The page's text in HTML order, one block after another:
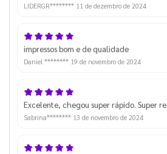
LIDERGR******** 11 de dezembro de 2024
impressos bom e de qualidade
Daniel ******** 19 de novembro de 2024
Excelente, chegou super rápido. Super
Sabrina******** 13 de novembro de 2024